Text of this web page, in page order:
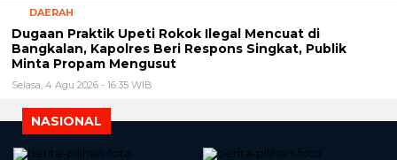
DAERAH
Dugaan Praktik Upeti Rokok Ilegal Mencuat di
Bangkalan, Kapolres Beri Respons Singkat, Publik
Minta Propam Mengusut
Selasa, 4 Agu 2026 - 16:35 WIB
NASIONAL